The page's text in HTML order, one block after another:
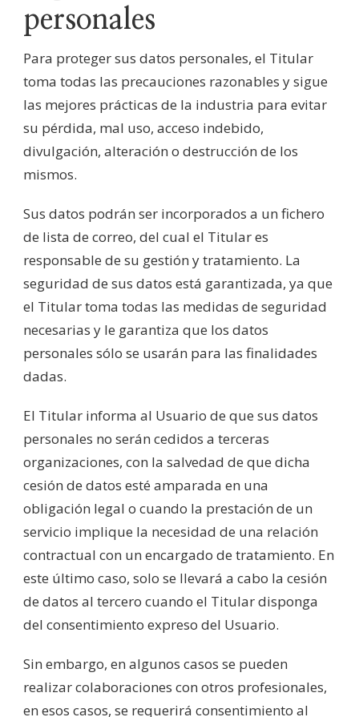
personales
Para proteger sus datos personales, el Titular
toma todas las precauciones razonables y sigue
las mejores prácticas de la industria para evitar
su pérdida, mal uso, acceso indebido,
divulgación, alteración o destrucción de los
mismos.
Sus datos podrán ser incorporados a un fichero
de lista de correo, del cual el Titular es
responsable de su gestión y tratamiento. La
seguridad de sus datos está garantizada, ya que
el Titular toma todas las medidas de seguridad
necesarias y le garantiza que los datos
personales sólo se usarán para las finalidades
dadas.
El Titular informa al Usuario de que sus datos
personales no serán cedidos a terceras
organizaciones, con la salvedad de que dicha
cesión de datos esté amparada en una
obligación legal o cuando la prestación de un
servicio implique la necesidad de una relación
contractual con un encargado de tratamiento. En
este último caso, solo se llevará a cabo la cesión
de datos al tercero cuando el Titular disponga
del consentimiento expreso del Usuario.
Sin embargo, en algunos casos se pueden
realizar colaboraciones con otros profesionales,
en esos casos, se requerirá consentimiento al